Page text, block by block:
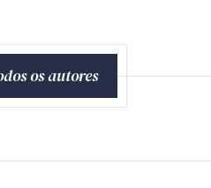
os autores